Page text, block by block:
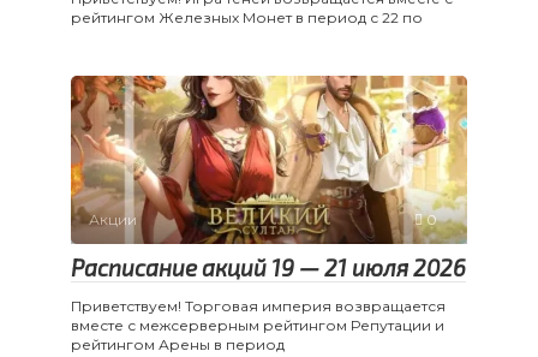
рейтингом Железных Монет в период с 22 по
Акции 0
Расписание акций 19 — 21 июля 2026
Приветствуем! Торговая империя возвращается
вместе с межсерверным рейтингом Репутации и
рейтингом Арены в период